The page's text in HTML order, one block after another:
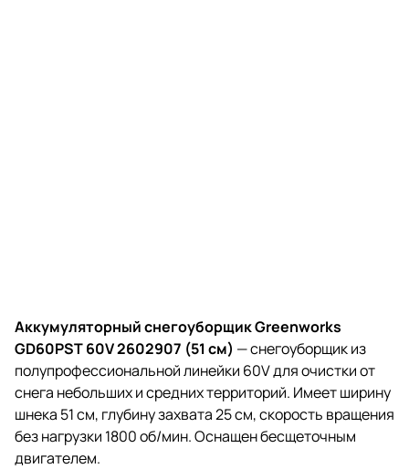
Аккумуляторный снегоуборщик Greenworks
GD60PST 60V 2602907 (51 см) — снегоуборщик из
полупрофессиональной линейки 60V для очистки от
снега небольших и средних территорий. Имеет ширину
шнека 51 см, глубину захвата 25 см, скорость вращения
без нагрузки 1800 об/мин. Оснащен бесщеточным
двигателем.